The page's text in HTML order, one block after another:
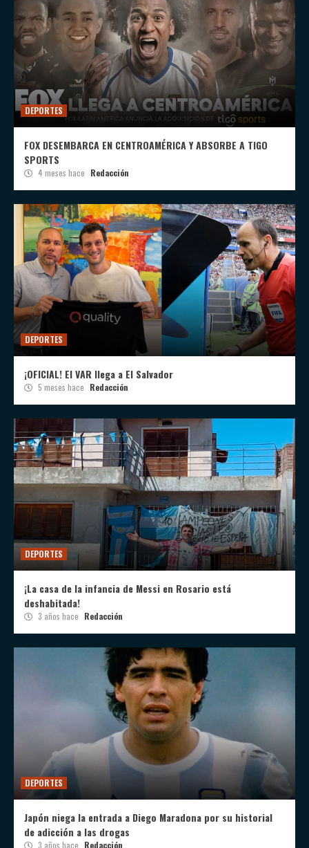
DEPORTES
FOX DESEMBARCA EN CENTROAMÉRICA Y ABSORBE A TIGO
SPORTS
4 meses hace Redacción
DEPORTES
¡OFICIAL! El VAR llega a El Salvador
5 meses hace Redacción
DEPORTES
¡La casa de la infancia de Messi en Rosario está
deshabitada!
3 años hace Redacción
DEPORTES
Japón niega la entrada a Diego Maradona por su historial
de adicción a las drogas
3 años hace Redacción